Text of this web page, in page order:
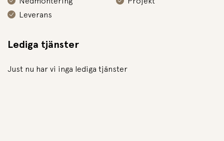
Leverans
Lediga tjänster
Just nu har vi inga lediga tjänster